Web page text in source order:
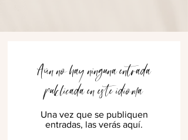
Aún no hay ninguna entrada
publicada en este idioma
Una vez que se publiquen
entradas, las verás aquí.